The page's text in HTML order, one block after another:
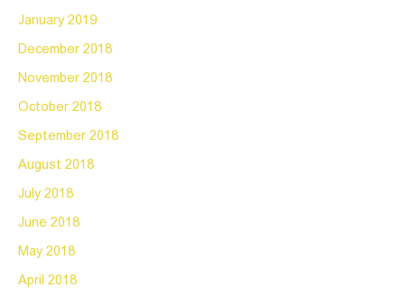
January 2019
December 2018
November 2018
October 2018
September 2018
August 2018
July 2018
June 2018
May 2018
April 2018